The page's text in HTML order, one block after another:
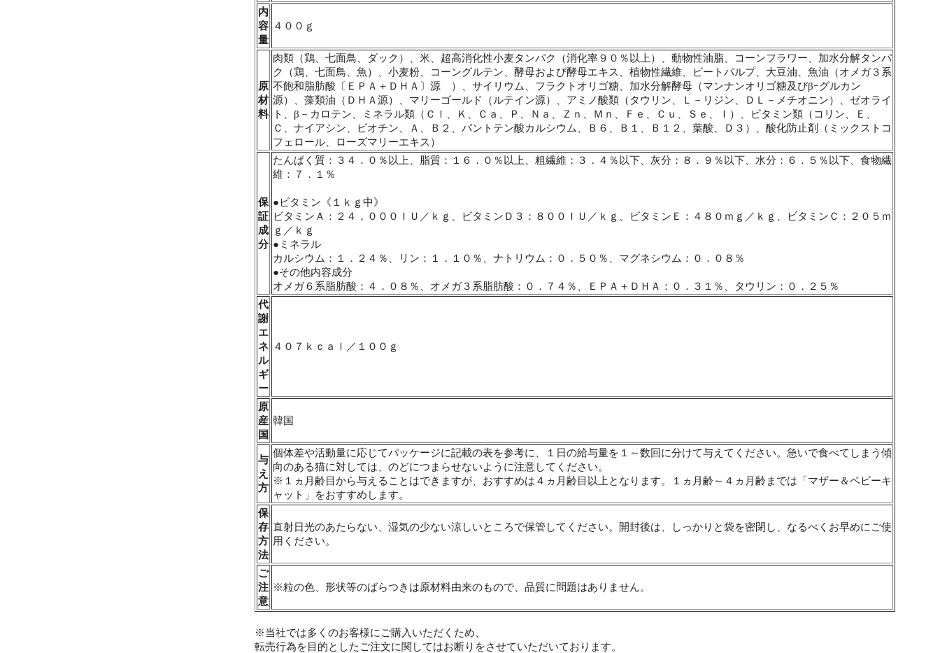
内
容
量
４００ｇ
原
材
料
肉類（鶏、七面鳥、ダック）、米、超高消化性小麦タンパク（消化率９０％以上）、動物性油脂、コーンフラワー、加水分解タンパ
ク（鶏、七面鳥、魚）、小麦粉、コーングルテン、酵母および酵母エキス、植物性繊維、ビートパルプ、大豆油、魚油（オメガ３系
不飽和脂肪酸〔ＥＰＡ＋ＤＨＡ〕源 ）、サイリウム、フラクトオリゴ糖、加水分解酵母（マンナンオリゴ糖及びβｰグルカン
源）、藻類油（ＤＨＡ源）、マリーゴールド（ルテイン源）、アミノ酸類（タウリン、Ｌ－リジン、ＤＬ－メチオニン）、ゼオライ
ト、β－カロテン、ミネラル類（Ｃｌ、Ｋ、Ｃａ、Ｐ、Ｎａ、Ｚｎ、Ｍｎ、Ｆｅ、Ｃｕ、Ｓｅ、Ｉ）、ビタミン類（コリン、Ｅ、
Ｃ、ナイアシン、ビオチン、Ａ、Ｂ２、パントテン酸カルシウム、Ｂ６、Ｂ１、Ｂ１２、葉酸、Ｄ３）、酸化防止剤（ミックストコ
フェロール、ローズマリーエキス）
保
証
成
分
たんぱく質：３４．０％以上、脂質：１６．０％以上、粗繊維：３．４％以下、灰分：８．９％以下、水分：６．５％以下、食物繊
維：７．１％
●ビタミン《１ｋｇ中》
ビタミンＡ：２４，０００ＩＵ／ｋｇ、ビタミンＤ３：８００ＩＵ／ｋｇ、ビタミンＥ：４８０ｍｇ／ｋｇ、ビタミンＣ：２０５ｍ
ｇ／ｋｇ
●ミネラル
カルシウム：１．２４％、リン：１．１０％、ナトリウム：０．５０％、マグネシウム：０．０８％
●その他内容成分
オメガ６系脂肪酸：４．０８％、オメガ３系脂肪酸：０．７４％、ＥＰＡ＋ＤＨＡ：０．３１％、タウリン：０．２５％
代
謝
エ
ネ
ル
ギ
ー
４０７ｋｃａｌ／１００ｇ
原
産
国
韓国
与
え
方
個体差や活動量に応じてパッケージに記載の表を参考に、１日の給与量を１～数回に分けて与えてください。急いで食べてしまう傾
向のある猫に対しては、のどにつまらせないように注意してください。
※１ヵ月齢目から与えることはできますが、おすすめは４ヵ月齢目以上となります。１ヵ月齢～４ヵ月齢までは「マザー＆ベビーキ
ャット」をおすすめします。
保
存
方
法
直射日光のあたらない、湿気の少ない涼しいところで保管してください。開封後は、しっかりと袋を密閉し、なるべくお早めにご使
用ください。
ご
注
意
※粒の色、形状等のばらつきは原材料由来のもので、品質に問題はありません。
※当社では多くのお客様にご購入いただくため、
転売行為を目的としたご注文に関してはお断りをさせていただいております。